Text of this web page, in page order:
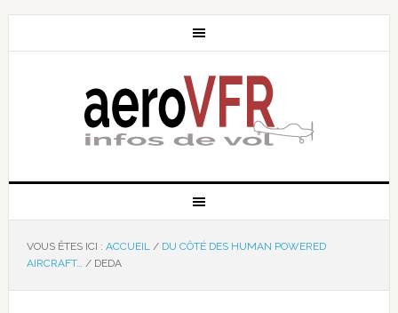
VOUS ÊTES ICI : ACCUEIL / DU CÔTÉ DES HUMAN POWERED
AIRCRAFT… /DEDA